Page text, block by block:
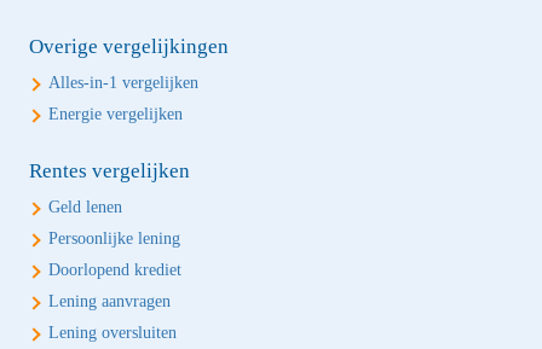
Overige vergelijkingen
Alles-in-1 vergelijken
Energie vergelijken
Rentes vergelijken
Geld lenen
Persoonlijke lening
Doorlopend krediet
Lening aanvragen
Lening oversluiten